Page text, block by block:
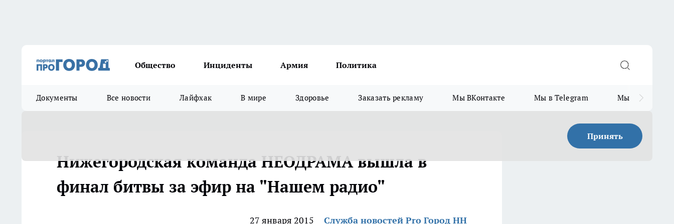
Общество Инциденты Армия Политика
Документы Все новости Лайфхак В мире Здоровье Заказать рекламу Мы ВКонтакте Мы в Telegram Мы в MAX
Принять
Нижегородская команда НЕОДРАМА вышла в
финал битвы за эфир на "Нашем радио"
27 января 2015
Служба новостей Pro Город НН